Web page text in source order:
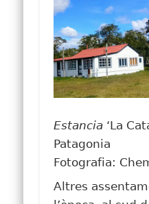
Estancia ‘La
Patagonia
Fotografia:
Altres